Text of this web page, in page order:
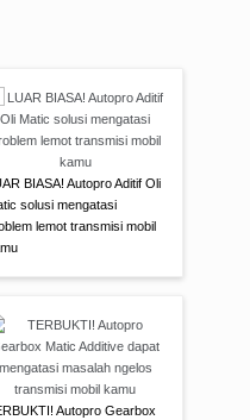
BIASA! Autopro Aditif Oli
solusi mengatasi
lemot transmisi mobil
Autopro Gearbox